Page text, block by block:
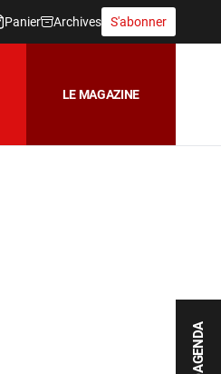
AGENDA
Panier Archives S'abonner
LE MAGAZINE